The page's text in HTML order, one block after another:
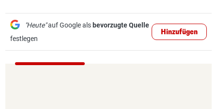
"Heute"auf Google als bevorzugte Quelle
festlegen
Hinzufügen